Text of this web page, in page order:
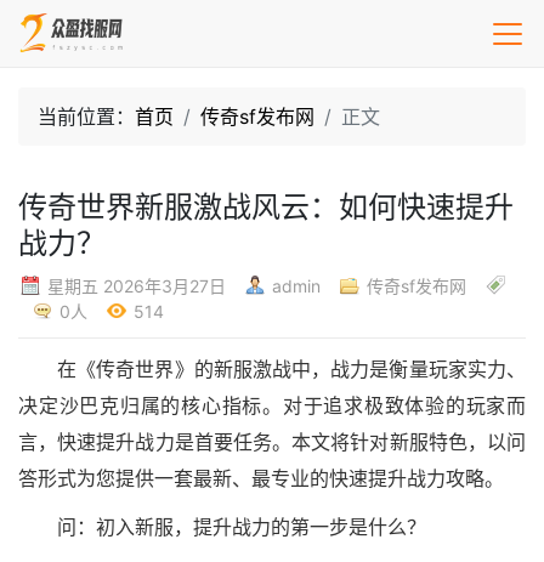
当前位置： 首页 传奇sf发布网 正文
传奇世界新服激战风云：如何快速提升
战力？
星期五 2026年3月27日 admin
传奇sf发布网
0人
514
在《传奇世界》的新服激战中，战力是衡量玩家实力、
决定沙巴克归属的核心指标。对于追求极致体验的玩家而
言，快速提升战力是首要任务。本文将针对新服特色，以问
答形式为您提供一套最新、最专业的快速提升战力攻略。
问：初入新服，提升战力的第一步是什么？